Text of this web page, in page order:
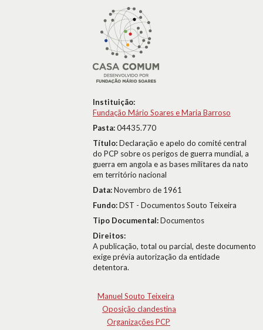
Instituição:
Fundação Mário Soares e Maria Barroso
Pasta:04435.770
Título:Declaração e apelo do comité central
do PCP sobre os perigos de guerra mundial, a
guerra em angola e as bases militares da nato
em território nacional
Data:Novembro de 1961
Fundo:DST - Documentos Souto Teixeira
Tipo Documental:Documentos
Direitos:
A publicação, total ou parcial, deste documento
exige prévia autorização da entidade
detentora.
Manuel Souto Teixeira
Oposição clandestina
Organizações PCP